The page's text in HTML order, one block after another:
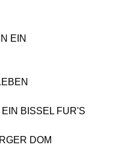
EIN
BISSEL FUR'S
DOM